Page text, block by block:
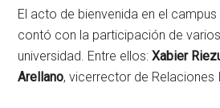
El acto de bienvenida en el
contó con la participación de
universidad. Entre ellos:Xabier
Arellano, vicerrector de Relaciones